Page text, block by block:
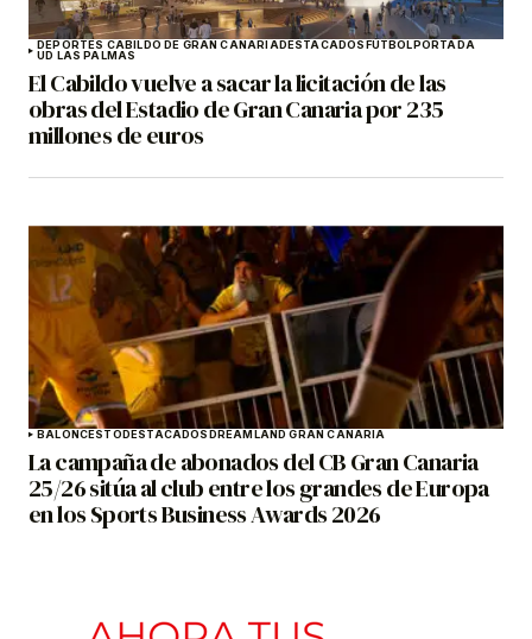
DEPORTES CABILDO DE GRAN CANARIADESTACADOSFÚTBOLPORTADA
UD LAS PALMAS
El Cabildo vuelve a sacar la licitación de las
obras del Estadio de Gran Canaria por 235
millones de euros
BALONCESTODESTACADOSDREAMLAND GRAN CANARIA
La campaña de abonados del CB Gran Canaria
25/26 sitúa al club entre los grandes de Europa
en los Sports Business Awards 2026